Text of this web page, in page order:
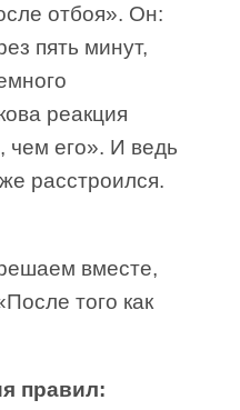
отбоя». Он:
пять минут,
реакция
чем его». И ведь
расстроился.
вместе,
того как
правил: